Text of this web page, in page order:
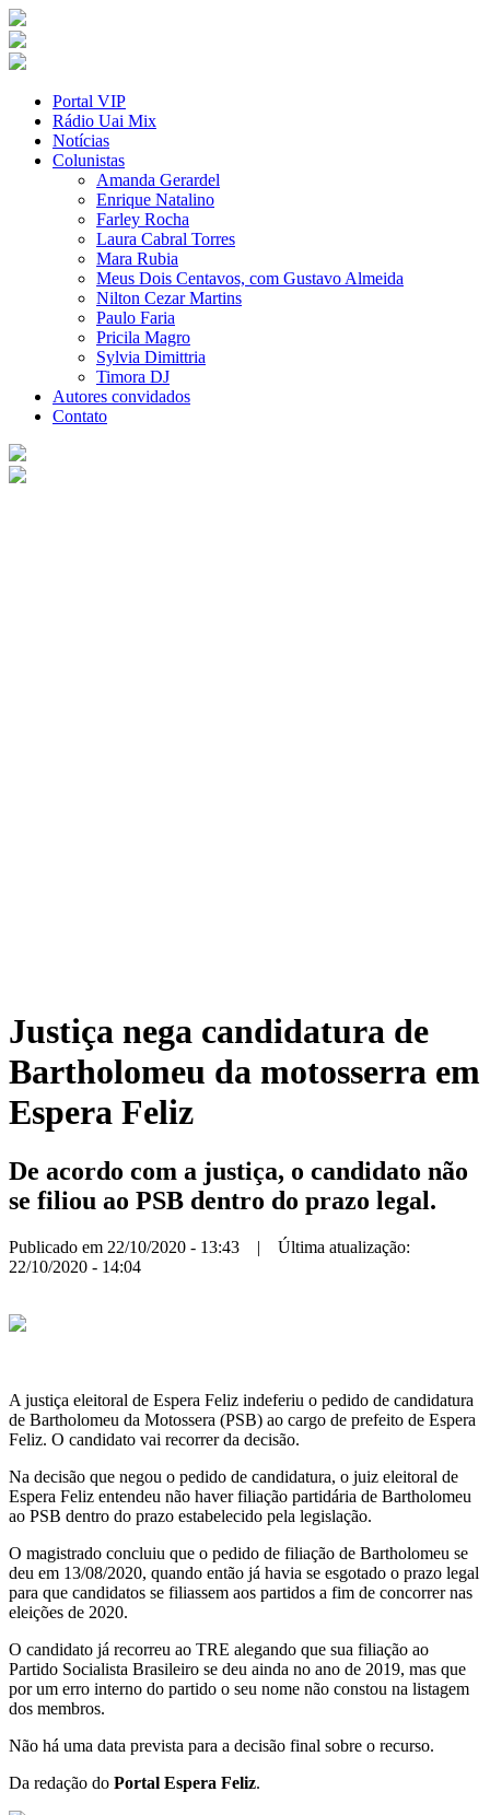
Portal VIP
Rádio Uai Mix
Notícias
Colunistas
Amanda Gerardel
Enrique Natalino
Farley Rocha
Laura Cabral Torres
Mara Rubia
Meus Dois Centavos, com Gustavo Almeida
Nilton Cezar Martins
Paulo Faria
Pricila Magro
Sylvia Dimittria
Timora DJ
Autores convidados
Contato
Justiça nega candidatura de
Bartholomeu da motosserra em
Espera Feliz
De acordo com a justiça, o candidato não
se filiou ao PSB dentro do prazo legal.
Publicado em 22/10/2020 - 13:43 | Última atualização:
22/10/2020 - 14:04
A justiça eleitoral de Espera Feliz indeferiu o pedido de candidatura
de Bartholomeu da Motossera (PSB) ao cargo de prefeito de Espera
Feliz. O candidato vai recorrer da decisão.
Na decisão que negou o pedido de candidatura, o juiz eleitoral de
Espera Feliz entendeu não haver filiação partidária de Bartholomeu
ao PSB dentro do prazo estabelecido pela legislação.
O magistrado concluiu que o pedido de filiação de Bartholomeu se
deu em 13/08/2020, quando então já havia se esgotado o prazo legal
para que candidatos se filiassem aos partidos a fim de concorrer nas
eleições de 2020.
O candidato já recorreu ao TRE alegando que sua filiação ao
Partido Socialista Brasileiro se deu ainda no ano de 2019, mas que
por um erro interno do partido o seu nome não constou na listagem
dos membros.
Não há uma data prevista para a decisão final sobre o recurso.
Da redação do Portal Espera Feliz.